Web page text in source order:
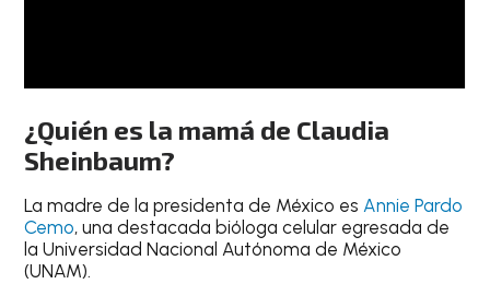
¿Quién es la mamá de Claudia
Sheinbaum?
La madre de la presidenta de México esAnnie Pardo
Cemo, una destacada bióloga celular egresada de
la Universidad Nacional Autónoma de México
(UNAM).